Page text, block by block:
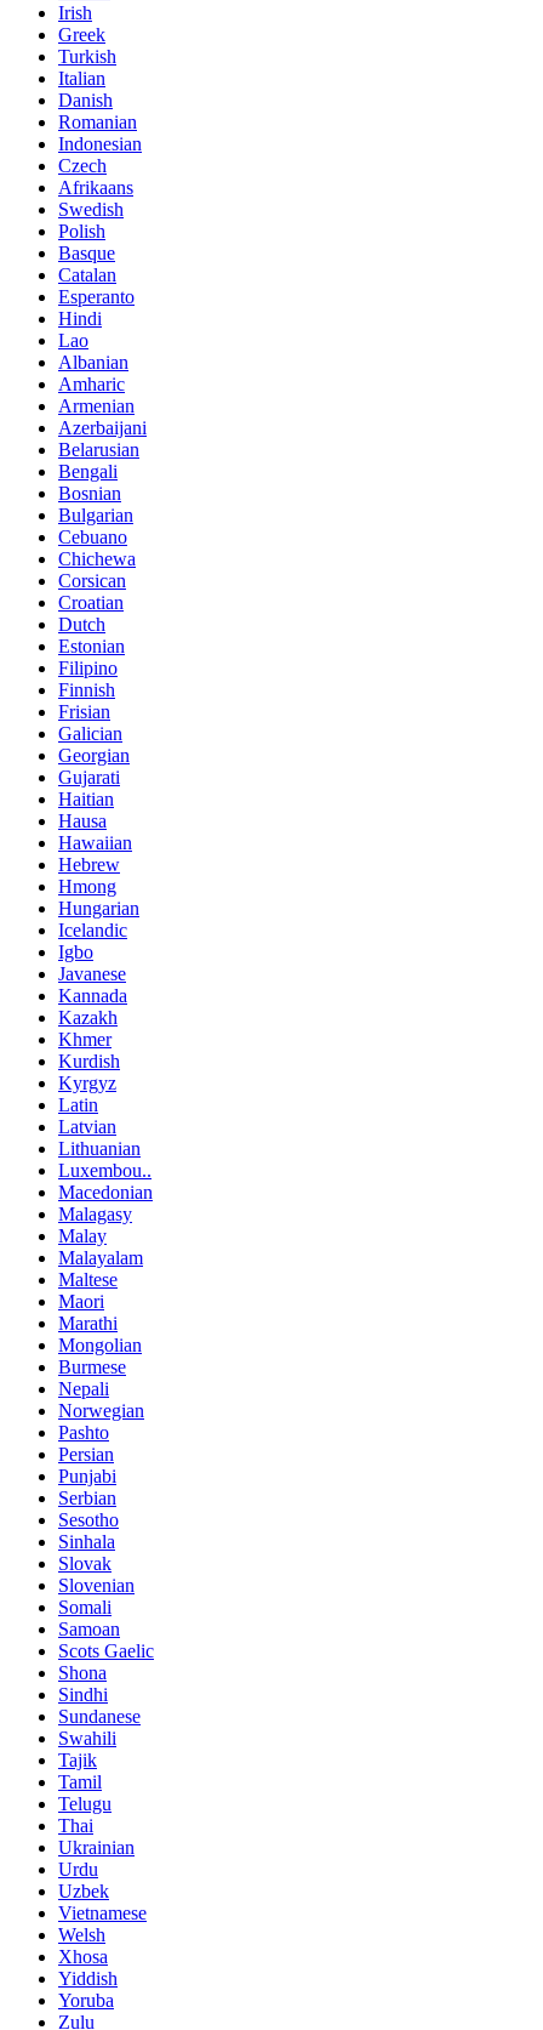
Irish
Greek
Turkish
Italian
Danish
Romanian
Indonesian
Czech
Afrikaans
Swedish
Polish
Basque
Catalan
Esperanto
Hindi
Lao
Albanian
Amharic
Armenian
Azerbaijani
Belarusian
Bengali
Bosnian
Bulgarian
Cebuano
Chichewa
Corsican
Croatian
Dutch
Estonian
Filipino
Finnish
Frisian
Galician
Georgian
Gujarati
Haitian
Hausa
Hawaiian
Hebrew
Hmong
Hungarian
Icelandic
Igbo
Javanese
Kannada
Kazakh
Khmer
Kurdish
Kyrgyz
Latin
Latvian
Lithuanian
Luxembou..
Macedonian
Malagasy
Malay
Malayalam
Maltese
Maori
Marathi
Mongolian
Burmese
Nepali
Norwegian
Pashto
Persian
Punjabi
Serbian
Sesotho
Sinhala
Slovak
Slovenian
Somali
Samoan
Scots Gaelic
Shona
Sindhi
Sundanese
Swahili
Tajik
Tamil
Telugu
Thai
Ukrainian
Urdu
Uzbek
Vietnamese
Welsh
Xhosa
Yiddish
Yoruba
Zulu